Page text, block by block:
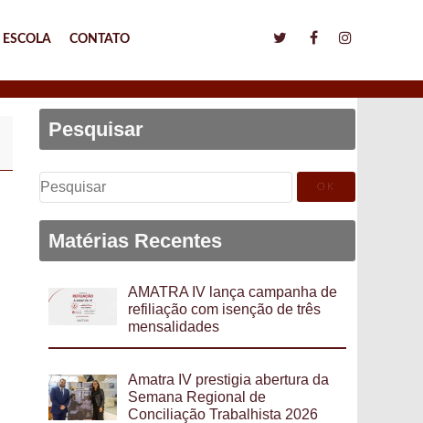
ESCOLA CONTATO
Pesquisar
Pesquisar
por:
Matérias Recentes
AMATRA IV lança campanha de
refiliação com isenção de três
mensalidades
Amatra IV prestigia abertura da
Semana Regional de
Conciliação Trabalhista 2026